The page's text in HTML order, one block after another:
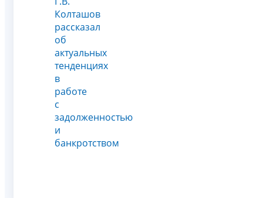
Колташов
рассказал
об
актуальных
тенденциях
в
работе
с
задолженностью
и
банкротством